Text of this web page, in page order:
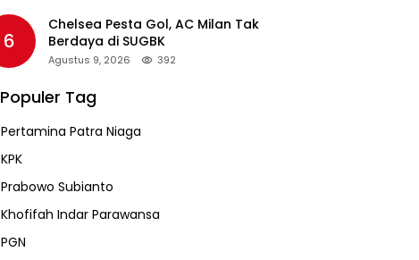
6
Chelsea Pesta Gol, AC Milan Tak
Berdaya di SUGBK
Agustus 9, 2026 392
Populer Tag
Pertamina Patra Niaga
KPK
Prabowo Subianto
Khofifah Indar Parawansa
PGN